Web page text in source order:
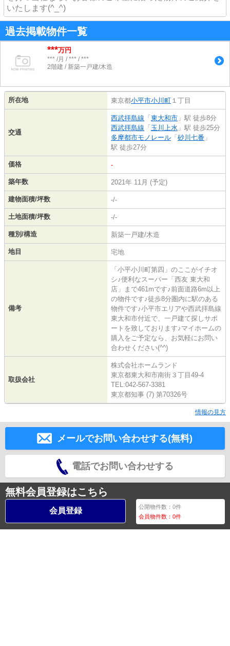
いたします(^_^)
過去掲載物件一覧
***万円
*** /月 / *** / ***
2階建 / 新築一戸建/木造
所在地 東京都小平市小川町 １丁目
交通
西武拝島線 「 東大和市 」駅 徒歩8分
西武拝島線 「 玉川上水 」駅 徒歩25分
多摩都市モノレール 「 砂川七番 」
駅 徒歩27分
価格 -
築年数 2021年 11月 (予定)
建物面積/坪数 -/-
土地面積/坪数 -/-
種別/構造 新築一戸建/木造
地目 宅地
備考
「小平小川町第四」のここがイチオ
シ♪便利なスーパー「西友 東大和
店」まで461mです♪前面道路6m以上
の物件です♪徒歩8分圏内に駅のある
物件です♪小平市エリアや西武拝島線
東大和市付近で、一戸建て探しサポ
ートを致しております♪マイホームの
購入をご予定なら、お気軽にお問い
合わせください(^^)
取扱会社
株式会社ホームランド
東京都東大和市南街３丁目49-4
TEL:042-567-3381
東京都知事 (7) 第70326号
情報の見方
メールでお問い合わせする(無料)
電話でお問い合わせする
無料会員登録はこちら
会員登録 公開物件数：0件
会員物件数：0件